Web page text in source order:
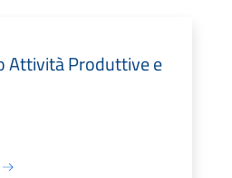
Attività Produttive e